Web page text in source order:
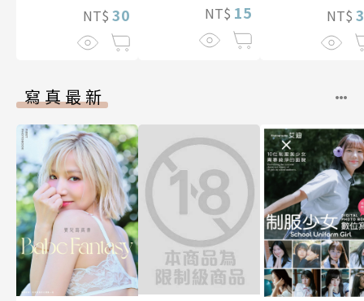
然開始了 第8話
NT$ 30 NT$ 15
後的世界甦醒，
藉由製作藥水受
捧為聖女大人～
NT$
寫真最新